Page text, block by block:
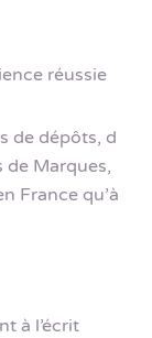
réussie
de dépôts, d
de Marques,
France qu’à
à l’écrit